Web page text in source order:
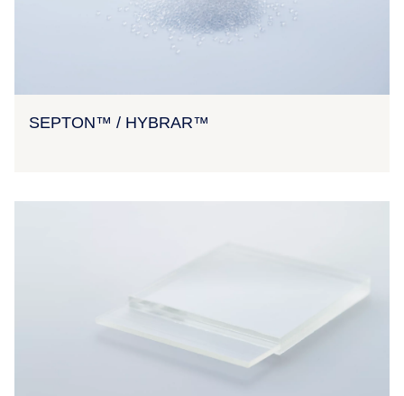
SEPTON™ / HYBRAR™